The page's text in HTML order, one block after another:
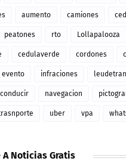
aumento camiones
peatones rto Lollapalooza
cedulaverde cordones
evento infraciones
navegacion
uber vpa
Noticias Gratis